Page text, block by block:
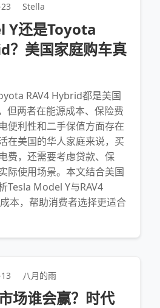
Stella
Y还是Toyota
？美国家庭购车真
RAV4 Hybrid都是美国
但两者在能源成本、保险费
便利性和二手保值方面存在
在美国的华人家庭来说，买
费，还需要考虑贷款、保
际使用场景。本文结合美国
Tesla Model Y与RAV4
本，帮助消费者选择更适合
八月的雨
场谁会赢？时代